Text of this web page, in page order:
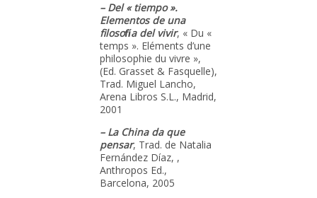
– Del « tiempo ».
Elementos de una
filosofi̇́a del vivir, « Du «
temps ». Eléments d’une
philosophie du vivre »,
(Ed. Grasset & Fasquelle),
Trad. Miguel Lancho,
Arena Libros S.L., Madrid,
2001
– La China da que
pensar, Trad. de Natalia
Fernández Díaz, ,
Anthropos Ed.,
Barcelona, 2005